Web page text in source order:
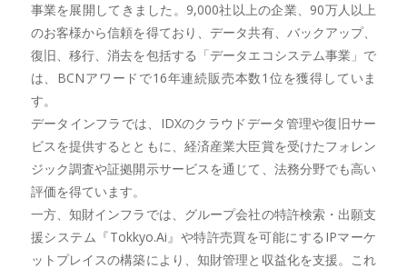
事業を展開してきました。9,000社以上の企業、90万人以上
のお客様から信頼を得ており、データ共有、バックアップ、
復旧、移行、消去を包括する「データエコシステム事業」で
は、BCNアワードで16年連続販売本数1位を獲得していま
す。
データインフラでは、IDXのクラウドデータ管理や復旧サー
ビスを提供するとともに、経済産業大臣賞を受けたフォレン
ジック調査や証拠開示サービスを通じて、法務分野でも高い
評価を得ています。
一方、知財インフラでは、グループ会社の特許検索・出願支
援システム『Tokkyo.Ai』や特許売買を可能にするIPマーケ
ットプレイスの構築により、知財管理と収益化を支援。これ